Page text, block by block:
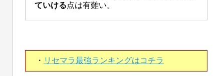
ていける点は有難い。
・ リセマラ最強ランキングはコチラ